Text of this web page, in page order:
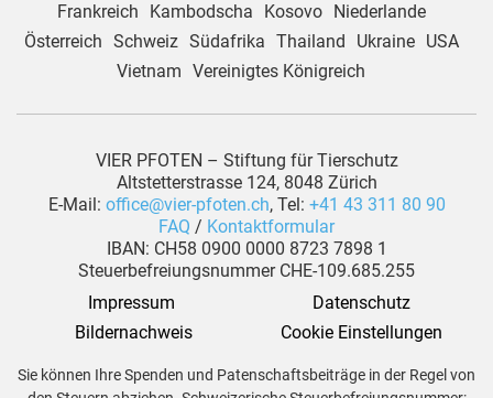
Frankreich
Kambodscha Kosovo
Niederlande
Österreich Schweiz Südafrika Thailand Ukraine
USA
Vietnam Vereinigtes Königreich
VIER PFOTEN – Stiftung für Tierschutz
Altstetterstrasse 124, 8048 Zürich
E-Mail: office@vier-pfoten.ch, Tel: +41 43 311 80 90
FAQ / Kontaktformular
IBAN: CH58 0900 0000 8723 7898 1
Steuerbefreiungsnummer CHE-109.685.255
Impressum
Datenschutz
Bildernachweis
Cookie Einstellungen
Sie können Ihre Spenden und Patenschaftsbeiträge in der Regel von